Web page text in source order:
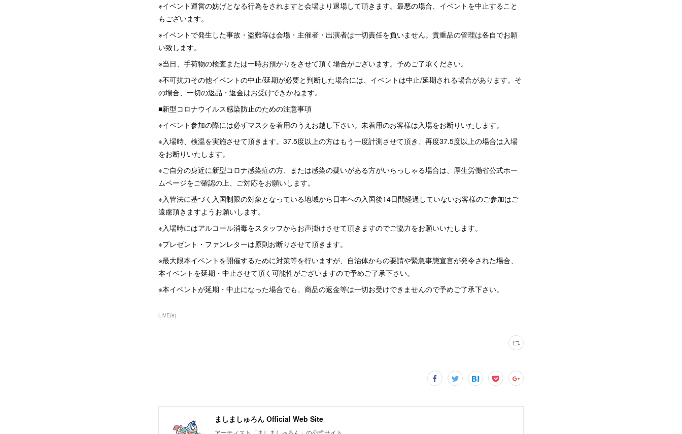
※イベント運営の妨げとなる行為をされますと会場より退場して頂きます。最悪の場合、イベントを中止すること
もございます。
※イベントで発生した事故・盗難等は会場・主催者・出演者は一切責任を負いません。貴重品の管理は各自でお願
い致します。
※当日、手荷物の検査または一時お預かりをさせて頂く場合がございます。予めご了承ください。
※不可抗力その他イベントの中止/延期が必要と判断した場合には、イベントは中止/延期される場合があります。そ
の場合、一切の返品・返金はお受けできかねます。
■新型コロナウイルス感染防止のための注意事項
※イベント参加の際には必ずマスクを着用のうえお越し下さい。未着用のお客様は入場をお断りいたします。
※入場時、検温を実施させて頂きます。37.5度以上の方はもう一度計測させて頂き、再度37.5度以上の場合は入場
をお断りいたします。
※ご自分の身近に新型コロナ感染症の方、または感染の疑いがある方がいらっしゃる場合は、厚生労働省公式ホー
ムページをご確認の上、ご対応をお願いします。
※入管法に基づく入国制限の対象となっている地域から日本への入国後14日間経過していないお客様のご参加はご
遠慮頂きますようお願いします。
※入場時にはアルコール消毒をスタッフからお声掛けさせて頂きますのでご協力をお願いいたします。
※プレゼント・ファンレターは原則お断りさせて頂きます。
※最大限本イベントを開催するために対策等を行いますが、自治体からの要請や緊急事態宣言が発令された場合、
本イベントを延期・中止させて頂く可能性がございますので予めご了承下さい。
※本イベントが延期・中止になった場合でも、商品の返金等は一切お受けできませんので予めご了承下さい。
LIVE(8)
ましましゅろん Official Web Site